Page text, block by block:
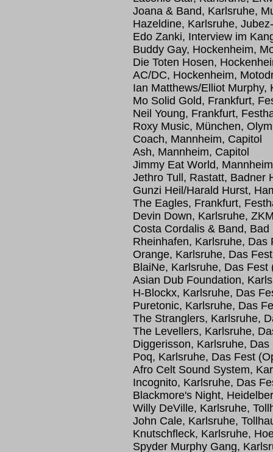
Joana & Band, Karlsruhe,
Hazeldine, Karlsruhe,
Edo Zanki, Interview im
Buddy Gay, Hockenheim,
Die Toten Hosen,
AC/DC, Hockenheim,
Ian Matthews/Elliot Murphy,
Mo Solid Gold, Frankfurt,
Neil Young, Frankfurt,
Roxy Music, München,
Coach, Mannheim, Capitol
Ash, Mannheim, Capitol
Jimmy Eat World,
Jethro Tull, Rastatt, Badner
Gunzi Heil/Harald Hurst,
The Eagles, Frankfurt,
Devin Down, Karlsruhe,
Costa Cordalis & Band,
Rheinhafen, Karlsruhe, Das
Orange, Karlsruhe, Das
BlaiNe, Karlsruhe, Das Fest
Asian Dub Foundation,
H-Blockx, Karlsruhe, Das
Puretonic, Karlsruhe, Das
The Stranglers, Karlsruhe,
The Levellers, Karlsruhe,
Diggerisson, Karlsruhe,
Poq, Karlsruhe, Das Fest
Afro Celt Sound System,
Incognito, Karlsruhe, Das
Blackmore's Night,
Willy DeVille, Karlsruhe,
John Cale, Karlsruhe,
Knutschfleck, Karlsruhe,
Spyder Murphy Gang,